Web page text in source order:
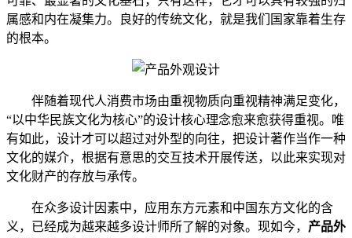
属感和内在凝集力。良好的传统文化，就是我们国家靠着生存
的根本。
伴随着现代人消费市场由重视物质向重视精神满足变化，
“以中华民族文化为核心”的设计核心理念愈来愈获得重视。唯
有如此，设计才可以超过对外型的向往，把设计著作当作一种
文化的媒介，根据有意思的交互技术开展传送，以此来实现对
文化财产的存放与承传。
在众多设计因素中，应用东方元素和中国东方文化的含
义，已经成为越来越多设计师所了解的对象。现如今， 产品外